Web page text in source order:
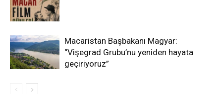
Macaristan Başbakanı Magyar:
“Vişegrad Grubu’nu yeniden hayata
geçiriyoruz”